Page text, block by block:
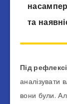
та
Під
аналізувати
вони були.